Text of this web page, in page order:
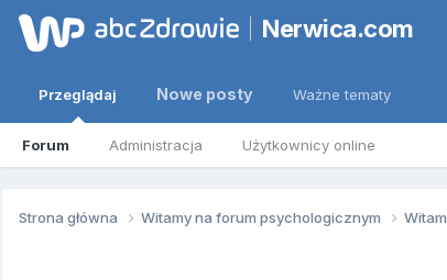
Nerwica.com
Przeglądaj
Forum Administracja Użytkownicy online
Nowe posty Ważne tematy
Strona główna Witamy na forum psychologicznym Witam